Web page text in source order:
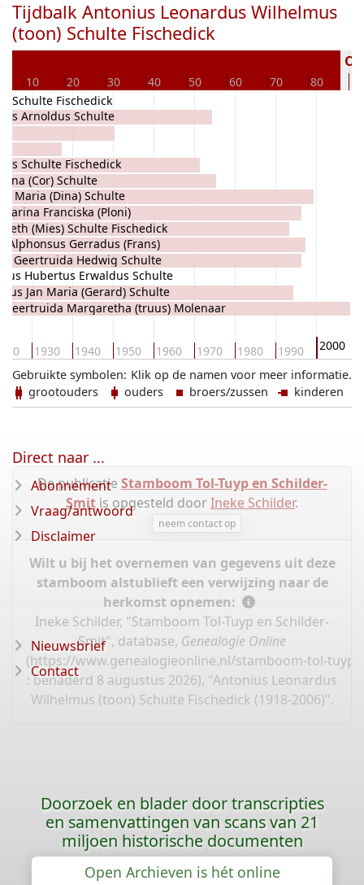
Tijdbalk Antonius Leonardus Wilhelmus
(toon) Schulte Fischedick
10 20 30 40 50 60 70 80
1930 1940 1950 1960 1970 1980 1990 2000
Arnoldus Schulte
Schulte Fischedick
(Cor) Schulte
Maria (Dina) Schulte
Schulte Fischedick
Franciska (Ploni)
(Mies) Schulte Fischedick
Alphonsus Gerradus (Frans)
Geertruida Hedwig Schulte
Hubertus Erwaldus Schulte
Jan Maria (Gerard) Schulte
Geertruida Margaretha (truus) Molenaar
Klik op de namen voor meer informatie.
Gebruikte symbolen:
grootouders
ouders broers/zussen kinderen
De publicatie Stamboom Tol-Tuyp en Schilder-
Smit is opgesteld doorIneke Schilder.
neem contact op
Wilt u bij het overnemen van gegevens uit deze
stamboom alstublieft een verwijzing naar de
herkomst opnemen:
Ineke Schilder, "Stamboom Tol-Tuyp en Schilder-
Smit", database, Genealogie Online
(https://www.genealogieonline.nl/stamboom-tol-tuyp-
: benaderd 8 augustus 2026), "Antonius Leonardus
Wilhelmus (toon) Schulte Fischedick (1918-2006)".
Direct naar ...
Abonnement
Vraag/antwoord
Disclaimer
Nieuwsbrief
Contact
Doorzoek en blader door transcripties
en samenvattingen van scans van 21
miljoen historische documenten
Open Archieven is hét online